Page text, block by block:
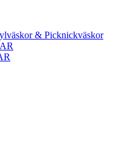
& Picknickväskor